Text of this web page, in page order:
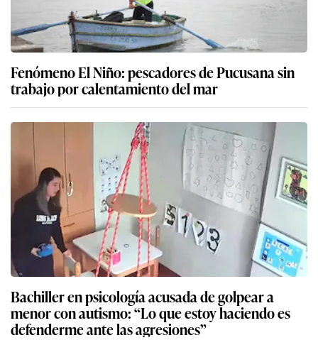
Fenómeno El Niño: pescadores de Pucusana sin
trabajo por calentamiento del mar
Bachiller en psicología acusada de golpear a
menor con autismo: “Lo que estoy haciendo es
defenderme ante las agresiones”